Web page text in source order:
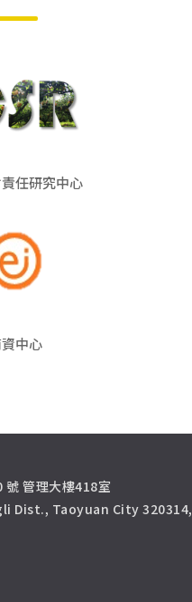
任研究中心
中心
號 管理大樓418室
Dist., Taoyuan City 320314,